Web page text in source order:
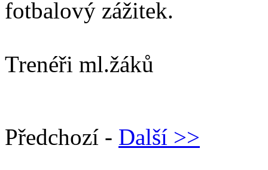
fotbalový zážitek.
Trenéři ml.žáků
Předchozí - Další >>